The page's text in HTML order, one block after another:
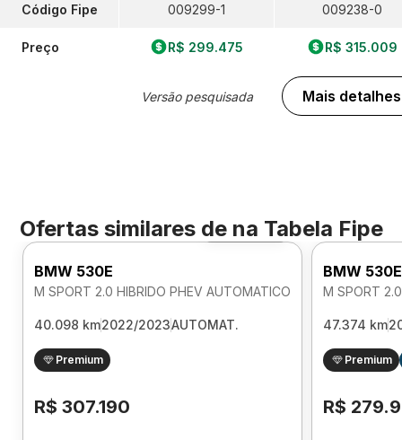
Código Fipe
Preço
009299-1
R$ 299.475
Versão pesquisada
009238-0
R$ 315.009
Mais detalhes
Ofertas similares de na Tabela Fipe
Foto 360º
BMW 530E
M SPORT 2.0 HIBRIDO PHEV AUTOMATICO
40.098 km2022/2023AUTOMAT.
Premium
R$ 307.190
BMW 530E
M SPORT
47.374 km
Premium
R$